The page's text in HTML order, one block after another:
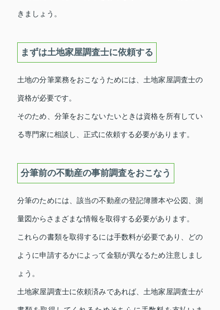
きましょう。
まずは土地家屋調査士に依頼する
土地の分筆業務をおこなうためには、土地家屋調査士の
資格が必要です。
そのため、分筆をおこないたいときは資格を所有してい
る専門家に相談し、正式に依頼する必要があります。
分筆前の不動産の事前調査をおこなう
分筆のためには、該当の不動産の登記簿謄本や公図、測
量図からさまざまな情報を取得する必要があります。
これらの書類を取得するには手数料が必要であり、どの
ように申請するかによって金額が異なるため注意しまし
ょう。
土地家屋調査士に依頼済みであれば、土地家屋調査士が